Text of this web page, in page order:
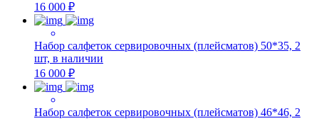
16 000 ₽
Набор салфеток сервировочных (плейсматов) 50*35, 2
шт, в наличии
16 000 ₽
Набор салфеток сервировочных (плейсматов) 46*46, 2